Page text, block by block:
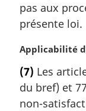
g
i
a
l
e
:
pas aux
présente loi.
N
t
e
m
Applicabilité
(7) Les
du bref) et
non-